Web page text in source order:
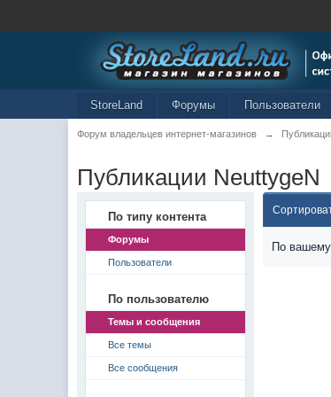
StoreLand Форумы Пользователи
Форум владельцев интернет-магазинов →
Публикации NeuttygeN
По типу контента
Форумы
Пользователи
По пользователю
Темы и сообщения
Все темы
Все сообщения
По вашему